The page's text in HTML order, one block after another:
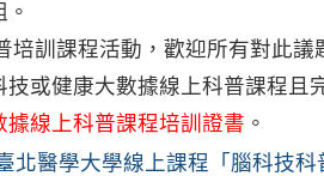
培訓課程活動，歡迎所有對此
或健康大數據線上科普課程且
據線上科普課程培訓證書 。
北醫學大學線上課程「腦科技